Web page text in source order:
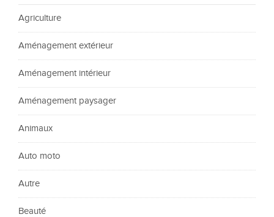
Agriculture
Aménagement extérieur
Aménagement intérieur
Aménagement paysager
Animaux
Auto moto
Autre
Beauté